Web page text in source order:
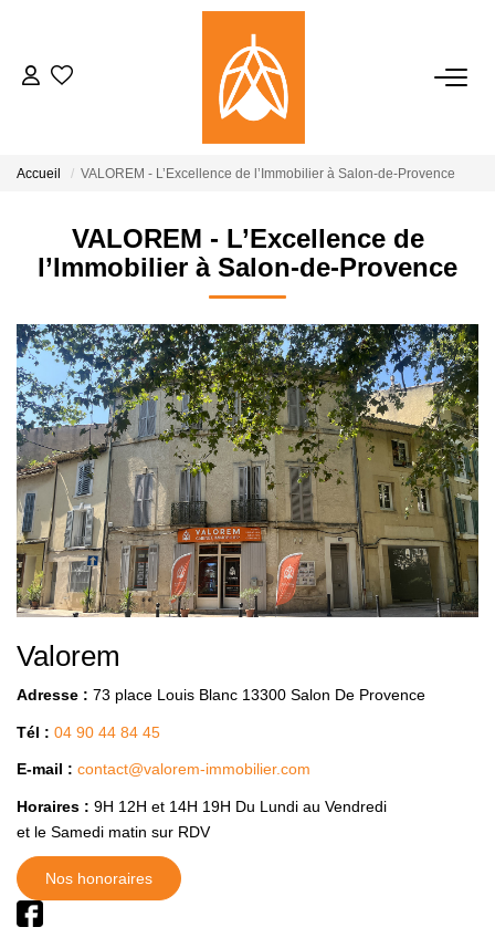
NOTRE AGENCE
Nos Actualités
LOUER
GESTION
BIENS VENDUS
ESTIMER
Accueil VALOREM - L’Excellence de l’Immobilier à Salon-de-Provence
VALOREM - L’Excellence de
l’Immobilier à Salon-de-Provence
Valorem
Adresse : 73 place Louis Blanc 13300 Salon De Provence
Tél : 04 90 44 84 45
E-mail : contact@valorem-immobilier.com
Horaires : 9H 12H et 14H 19H Du Lundi au Vendredi
et le Samedi matin sur RDV
Nos honoraires